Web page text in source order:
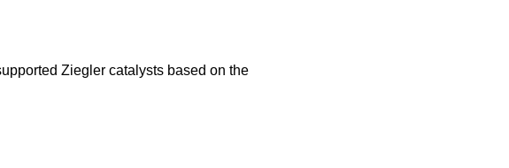
Ziegler catalysts based on the